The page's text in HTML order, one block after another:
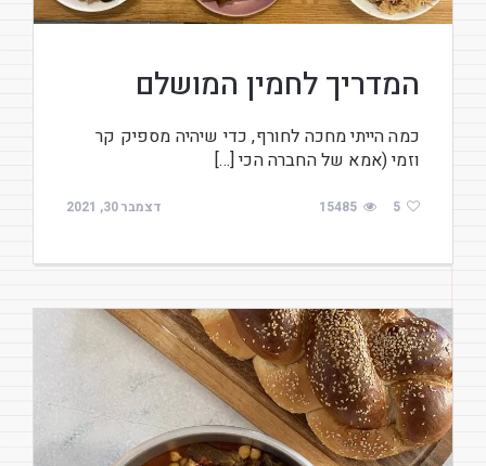
המדריך לחמין המושלם
כמה הייתי מחכה לחורף, כדי שיהיה מספיק קר
וזמי (אמא של החברה הכי […]
דצמבר 30, 2021 15485 5